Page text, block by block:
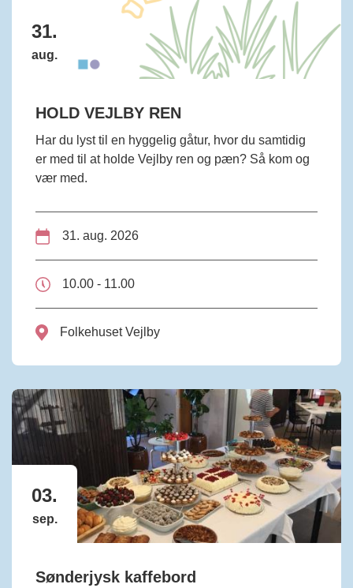
31.
aug.
HOLD VEJLBY REN
Har du lyst til en hyggelig gåtur, hvor du samtidig
er med til at holde Vejlby ren og pæn? Så kom og
vær med.
31. aug. 2026
10.00 - 11.00
Folkehuset Vejlby
03.
sep.
Sønderjysk kaffebord